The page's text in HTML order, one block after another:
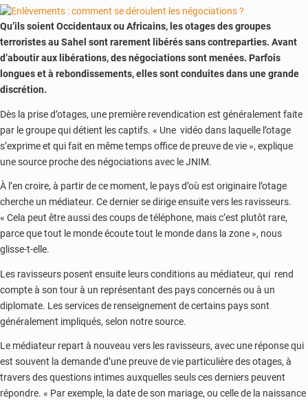
Qu’ils soient Occidentaux ou Africains, les otages des groupes
terroristes au Sahel sont rarement libérés sans contreparties. Avant
d’aboutir aux libérations, des négociations sont menées. Parfois
longues et à rebondissements, elles sont conduites dans une grande
discrétion.
Dès la prise d’otages, une première revendication est généralement faite
par le groupe qui détient les captifs. « Une vidéo dans laquelle l’otage
s’exprime et qui fait en même temps office de preuve de vie », explique
une source proche des négociations avec le JNIM.
À l’en croire, à partir de ce moment, le pays d’où est originaire l’otage
cherche un médiateur. Ce dernier se dirige ensuite vers les ravisseurs.
« Cela peut être aussi des coups de téléphone, mais c’est plutôt rare,
parce que tout le monde écoute tout le monde dans la zone », nous
glisse-t-elle.
Les ravisseurs posent ensuite leurs conditions au médiateur, qui rend
compte à son tour à un représentant des pays concernés ou à un
diplomate. Les services de renseignement de certains pays sont
généralement impliqués, selon notre source.
Le médiateur repart à nouveau vers les ravisseurs, avec une réponse qui
est souvent la demande d’une preuve de vie particulière des otages, à
travers des questions intimes auxquelles seuls ces derniers peuvent
répondre. « Par exemple, la date de son mariage, ou celle de la naissance